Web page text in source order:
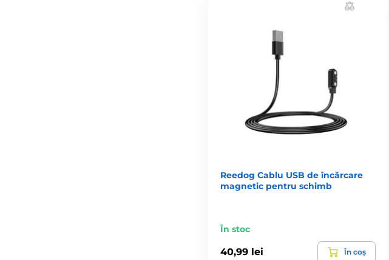
Reedog Cablu USB de încărcare
magnetic pentru schimb
În stoc
40,99 lei În coș